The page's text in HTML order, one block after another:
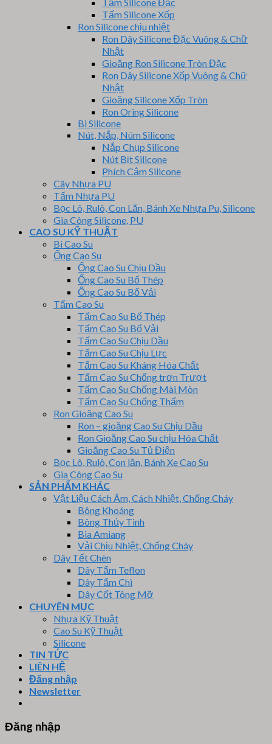
Tấm Silicone Xốp
Ron Silicone chịu nhiệt
Ron Dây Silicone Đặc Vuông & Chữ
Nhật
Gioăng Ron Silicone Tròn Đặc
Ron Dây Silicone Xốp Vuông & Chữ
Nhật
Gioăng Silicone Xốp Tròn
Ron Oring Silicone
Bi Silicone
Nút, Nắp, Núm Silicone
Nắp Chụp Silicone
Nút Bịt Silicone
Phích Cắm Silicone
Cây Nhựa PU
Tấm Nhựa PU
Bọc Lô, Rulô, Con Lăn, Bánh Xe Nhựa Pu, Silicone
Gia Công Silicone, PU
CAO SU KỸ THUẬT
Bi Cao Su
Ống Cao Su
Ống Cao Su Chịu Dầu
Ống Cao Su Bố Thép
Ống Cao Su Bố Vải
Tấm Cao Su
Tấm Cao Su Bố Thép
Tấm Cao Su Bố Vải
Tấm Cao Su Chịu Dầu
Tấm Cao Su Chịu Lực
Tấm Cao Su Kháng Hóa Chất
Tấm Cao Su Chống trơn Trượt
Tấm Cao Su Chống Mài Mòn
Tấm Cao Su Chống Thấm
Ron Gioăng Cao Su
Ron – gioăng Cao Su Chịu Dầu
Ron Gioăng Cao Su chịu Hóa Chất
Gioăng Cao Su Tủ Điện
Bọc Lô, Rulô, Con lăn, Bánh Xe Cao Su
Gia Công Cao Su
SẢN PHẨM KHÁC
Vật Liệu Cách Âm, Cách Nhiệt, Chống Cháy
Bông Khoáng
Bông Thủy Tinh
Bìa Amiang
Vải Chịu Nhiệt, Chống Cháy
Dây Tết Chèn
Dây Tẩm Teflon
Dây Tẩm Chì
Dây Cốt Tông Mỡ
CHUYÊN MỤC
Nhựa Kỹ Thuật
Cao Su Kỹ Thuật
Silicone
TIN TỨC
LIÊN HỆ
Đăng nhập
Newsletter
Đăng nhập